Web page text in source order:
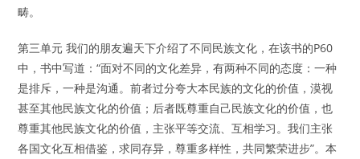
畴。
第三单元 我们的朋友遍天下介绍了不同民族文化，在该书的P60
中，书中写道：“面对不同的文化差异，有两种不同的态度：一种
是排斥，一种是沟通。前者过分夸大本民族的文化的价值，漠视
甚至其他民族文化的价值；后者既尊重自己民族文化的价值，也
尊重其他民族文化的价值，主张平等交流、互相学习。我们主张
各国文化互相借鉴，求同存异，尊重多样性，共同繁荣进步”。本